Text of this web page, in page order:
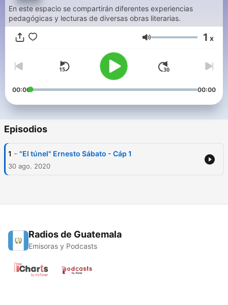
En este espacio se compartirán diferentes experiencias
pedagógicas y lecturas de diversas obras literarias.
Volumen 1 x
00:00 00:00
Episodios
1 - "El túnel" Ernesto Sábato - Cáp 1
30 ago. 2020
Radios de Guatemala
Emisoras y Podcasts